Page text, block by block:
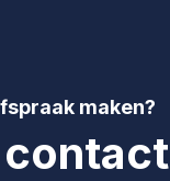
maken?